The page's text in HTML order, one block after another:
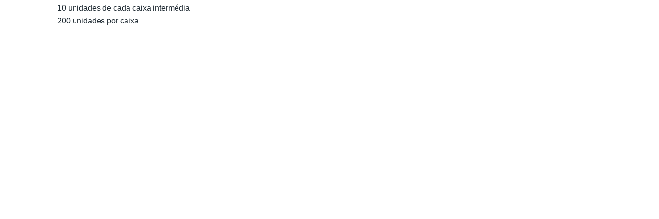
10 unidades de cada caixa intermédia
200 unidades por caixa